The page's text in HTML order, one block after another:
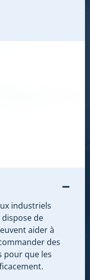
industriels
de
aider à
des
pour que les